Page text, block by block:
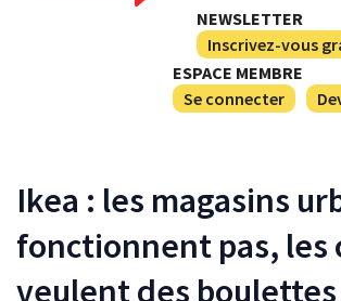
NEWSLETTER
Inscrivez-vous
ESPACE MEMBRE
Se connecter
Ikea : les magasins
fonctionnent pas, les
veulent des